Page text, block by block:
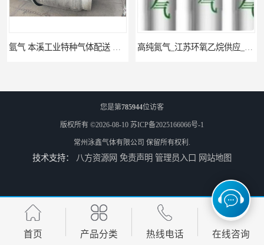
高纯氦气_盐城环氧乙烷配送_泳鑫气体 工业气体_无锡环氧乙烷供应_泳鑫气体
您是第785944位访客
版权所有 ©2026-08-10 苏ICP备2025166066号-1
常州泳鑫气体有限公司 保留所有权利.
技术支持： 八方资源网 免责声明 管理员入口 网站地图
首页 产品分类 热线电话 在线咨询